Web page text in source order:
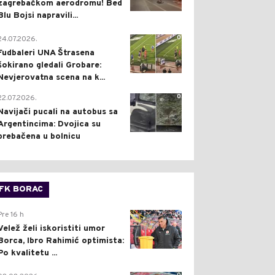
aerodromu! Bed
Bojsi napravili...
0
UNA Štrasena
gledali Grobare:
scena na k...
0
pucali na autobus sa
Dvojica su
u bolnicu
FK BORAC
0
16 h
želi iskoristiti umor
Ibro Rahimić optimista:
kvalitetu ...